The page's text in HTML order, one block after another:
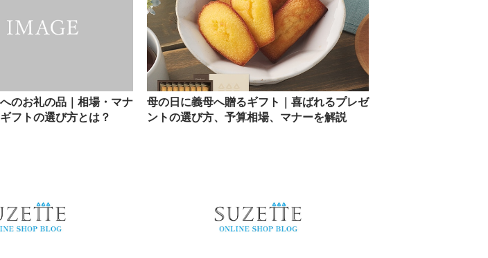
のお礼の品｜相場・マナ
フトの選び方とは？
母の日に義母へ贈るギフト｜喜ばれるプレゼ
ントの選び方、予算相場、マナーを解説